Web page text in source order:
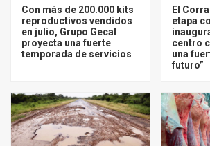
Con más de 200.000 kits
reproductivos vendidos
en julio, Grupo Gecal
proyecta una fuerte
temporada de servicios
El
etapa
centro
una
futuro”